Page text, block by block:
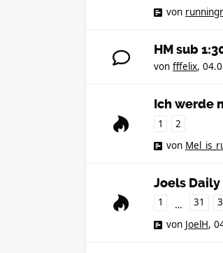
von
HM sub
von fffelix,
Ich werde
1
2
von
Joels
1 … 31
von JoelH,